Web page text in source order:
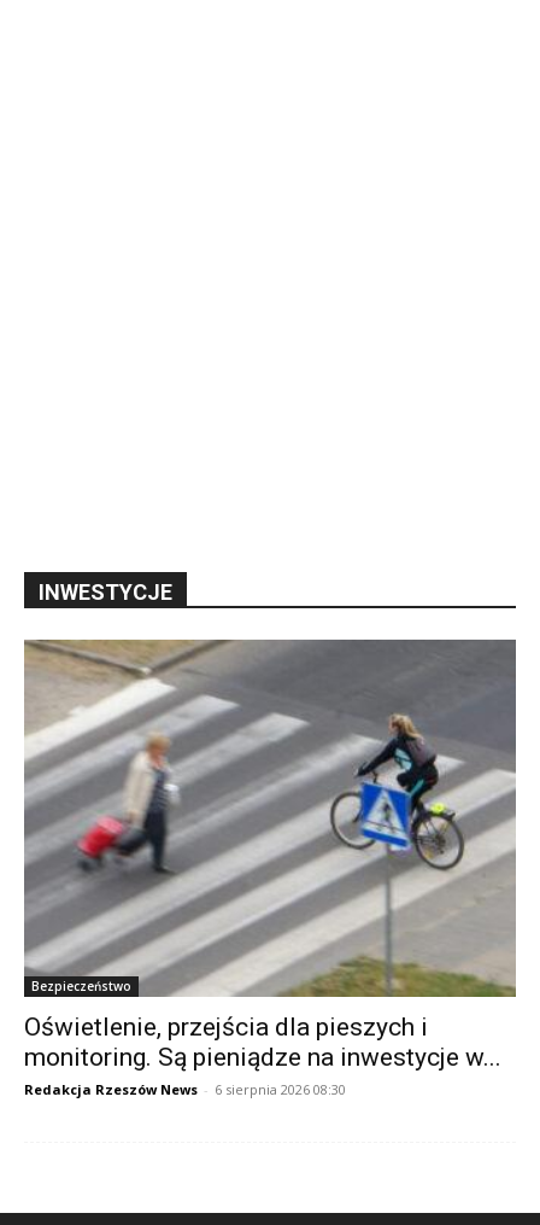
INWESTYCJE
Bezpieczeństwo
Oświetlenie, przejścia dla pieszych i
monitoring. Są pieniądze na inwestycje w...
Redakcja Rzeszów News - 6 sierpnia 2026 08:30